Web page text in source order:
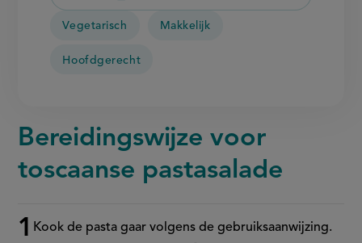
Vegetarisch Makkelijk
Hoofdgerecht
Bereidingswijze voor
toscaanse pastasalade
Stappenplan
Kook de pasta gaar volgens de gebruiksaanwijzing.